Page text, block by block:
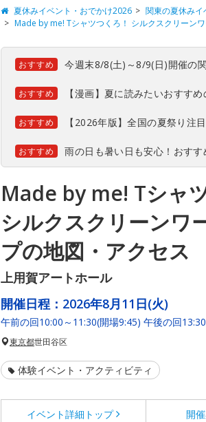
夏休みイベント・おでかけ2026 関東の夏休みイ
Made by me! Tシャツつくろ！ シルクスクリーン
おすすめ 今週末8/8(土)～8/9(日)開催の
おすすめ 【漫画】夏に読みたいおすす
おすすめ 【2026年版】全国の夏祭り注
おすすめ 雨の日も暑い日も安心！おす
Made by me! Tシャ
シルクスクリーンワ
プの地図・アクセス
上用賀アートホール
開催日程： 2026年8月11日(火)
午前の回10:00～11:30(開場9:45) 午後の回
東京都世田谷区
体験イベント・アクティビティ
イベント詳細 トップ 開